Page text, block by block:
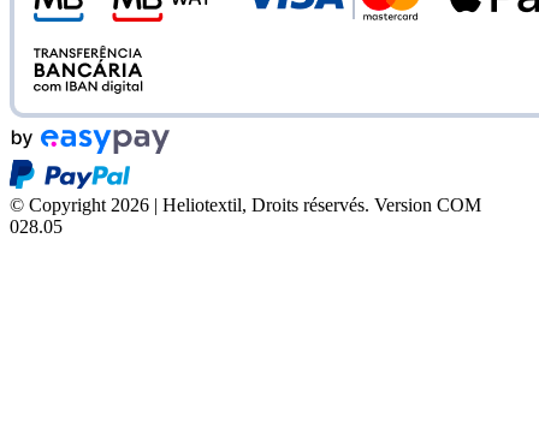
© Copyright 2026 | Heliotextil, Droits réservés. Version COM
028.05